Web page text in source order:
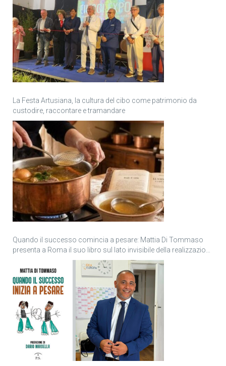
La Festa Artusiana, la cultura del cibo come patrimonio da
custodire, raccontare e tramandare
Quando il successo comincia a pesare: Mattia Di Tommaso
presenta a Roma il suo libro sul lato invisibile della realizzazione